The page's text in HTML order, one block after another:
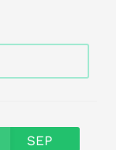
SEP